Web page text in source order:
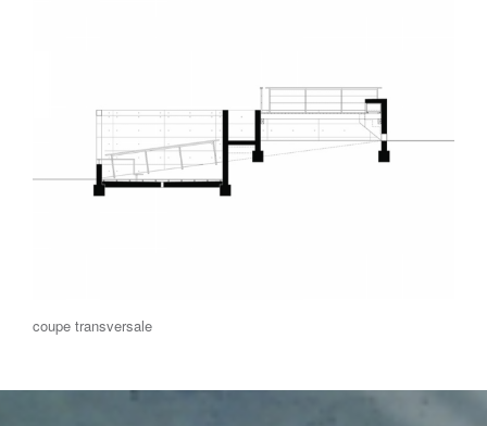
coupe transversale